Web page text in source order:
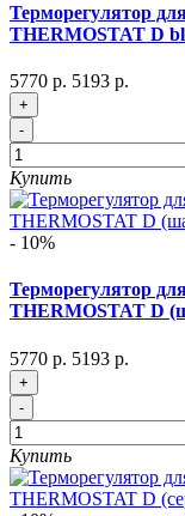
Терморегулятор
THERMOSTAT D
5770 р. 5193 р.
+
-
Купить
- 10%
Терморегулятор
THERMOSTAT D
5770 р. 5193 р.
+
-
Купить